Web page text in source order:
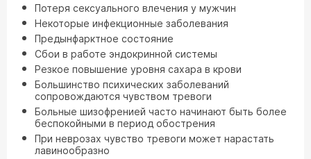
Потеря сексуального влечения у мужчин
Некоторые инфекционные заболевания
Предынфарктное состояние
Сбои в работе эндокринной системы
Резкое повышение уровня сахара в крови
Большинство психических заболеваний
сопровождаются чувством тревоги
Больные шизофренией часто начинают быть более
беспокойными в период обострения
При неврозах чувство тревоги может нарастать
лавинообразно